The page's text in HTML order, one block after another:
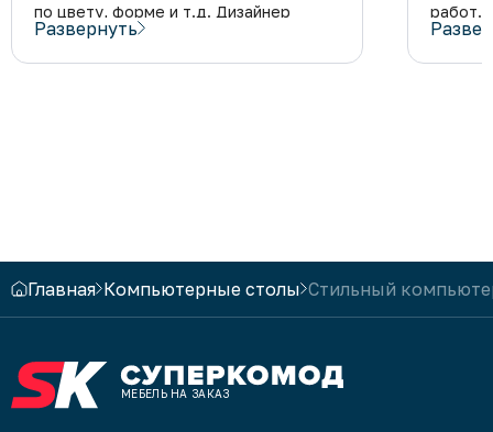
по цвету, форме и т.д. Дизайнер
приехал всё измерил, посоветовал.
Развернуть
работ.
Главная Компьютерные столы Стильный
МЕБЕЛЬ НА ЗАКАЗ